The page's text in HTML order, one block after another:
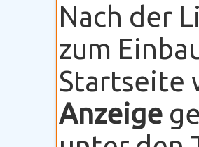
Nach der
zum
Startseite
Anzeige